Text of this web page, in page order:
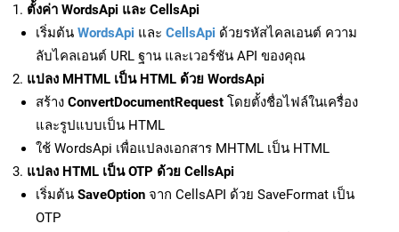
ตั้งค่า WordsApi และ CellsApi
เริ่มต้น WordsApi และ CellsApi ด้วยรหัสไคลเอนต์ ความ
ลับไคลเอนต์ URL ฐาน และเวอร์ชัน API ของคุณ
แปลง MHTML เป็น HTML ด้วย WordsApi
สร้าง ConvertDocumentRequest โดยตั้งชื่อไฟล์ในเครื่อง
และรูปแบบเป็น HTML
ใช้ WordsApi เพื่อแปลงเอกสาร MHTML เป็น HTML
แปลง HTML เป็น OTP ด้วย CellsApi
เริ่มต้น SaveOption จาก CellsAPI ด้วย SaveFormat เป็น
OTP